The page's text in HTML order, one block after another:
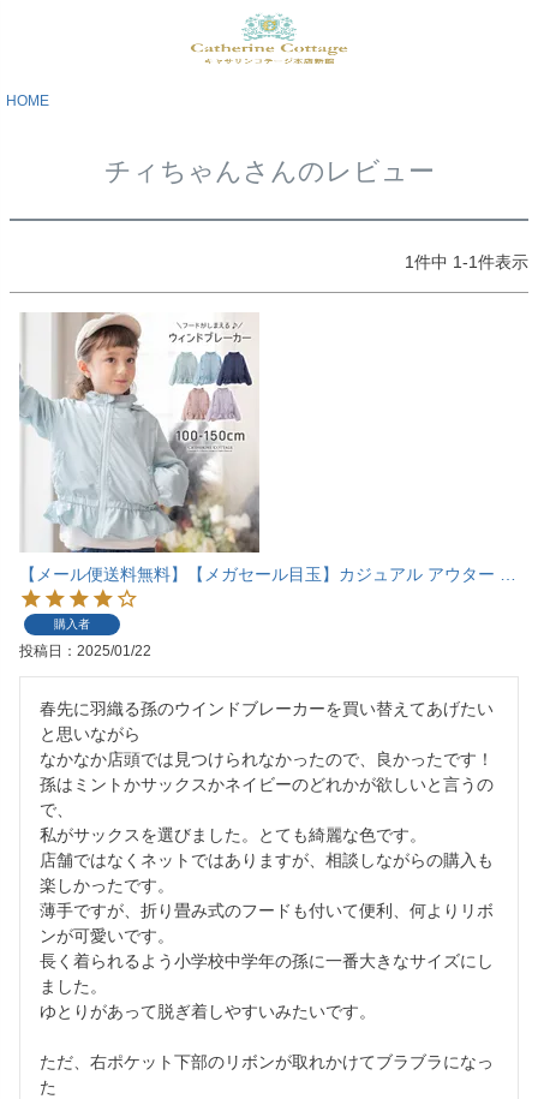
HOME
チィちゃんさんのレビュー
1件中 1-1件表示
【メール便送料無料】【メガセール目玉】カジュアル アウター フリルとリボンのウインドブレーカー カーデ・パーカー 女の子 YUP12≪メール便優先商品≫
購入者
投稿日 2025/01/22
春先に羽織る孫のウインドブレーカーを買い替えてあげたい
と思いながら
なかなか店頭では見つけられなかったので、良かったです！
孫はミントかサックスかネイビーのどれかが欲しいと言うの
で、
私がサックスを選びました。とても綺麗な色です。
店舗ではなくネットではありますが、相談しながらの購入も
楽しかったです。
薄手ですが、折り畳み式のフードも付いて便利、何よりリボ
ンが可愛いです。
長く着られるよう小学校中学年の孫に一番大きなサイズにし
ました。
ゆとりがあって脱ぎ着しやすいみたいです。
ただ、右ポケット下部のリボンが取れかけてブラブラになっ
た